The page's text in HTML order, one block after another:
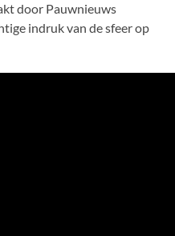
door Pauwnieuws
indruk van de sfeer op